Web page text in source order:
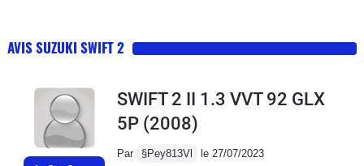
AVIS SUZUKI SWIFT 2
SWIFT 2 II 1.3 VVT 92 GLX
5P (2008)
Par §Pey813Vl le 27/07/2023